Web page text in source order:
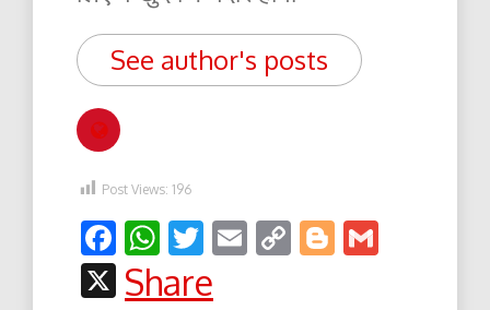
See author's posts
Post Views: 196
Facebook
WhatsApp
Twitter
EmailCopyBlogger
X
Share